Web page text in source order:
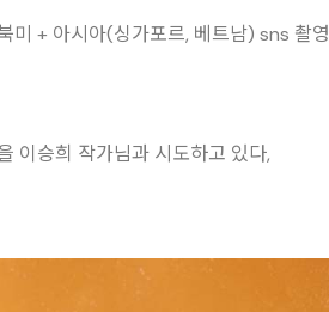
미 + 아시아(싱가포르, 베트남) sns 촬영
이승희 작가님과 시도하고 있다,